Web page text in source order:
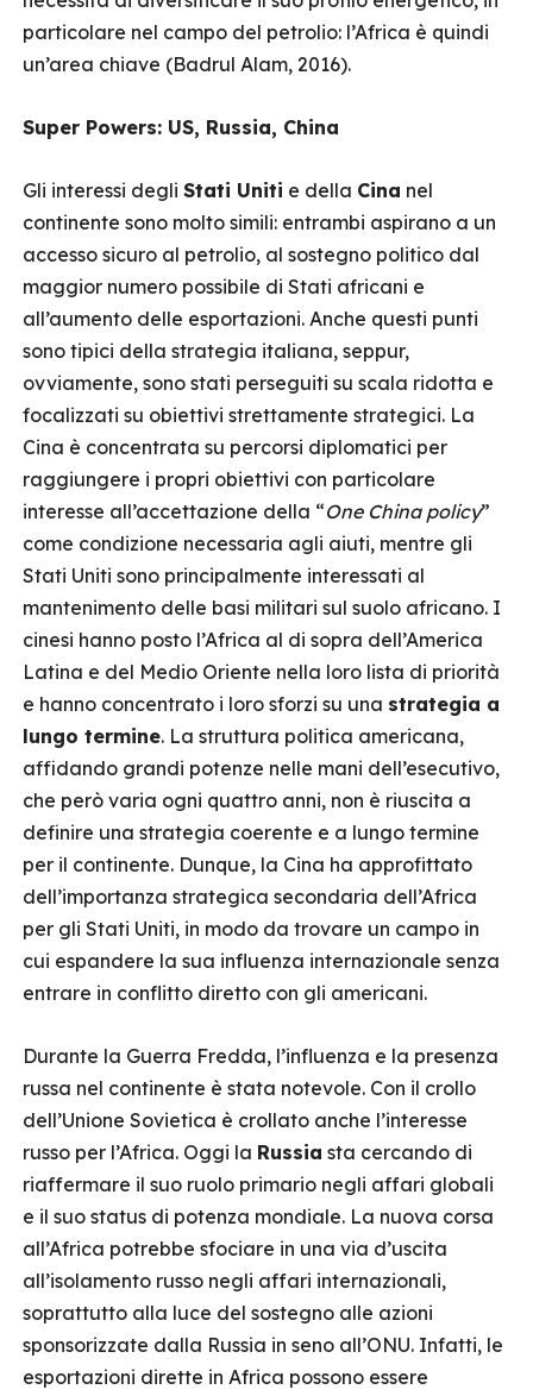
particolare nel campo del petrolio: l’Africa è quindi
un’area chiave (Badrul Alam, 2016).
Super Powers: US, Russia, China
Gli interessi degli Stati Uniti e della Cina nel
continente sono molto simili: entrambi aspirano a un
accesso sicuro al petrolio, al sostegno politico dal
maggior numero possibile di Stati africani e
all’aumento delle esportazioni. Anche questi punti
sono tipici della strategia italiana, seppur,
ovviamente, sono stati perseguiti su scala ridotta e
focalizzati su obiettivi strettamente strategici. La
Cina è concentrata su percorsi diplomatici per
raggiungere i propri obiettivi con particolare
interesse all’accettazione della “One China policy”
come condizione necessaria agli aiuti, mentre gli
Stati Uniti sono principalmente interessati al
mantenimento delle basi militari sul suolo africano. I
cinesi hanno posto l’Africa al di sopra dell’America
Latina e del Medio Oriente nella loro lista di priorità
e hanno concentrato i loro sforzi su una strategia a
lungo termine. La struttura politica americana,
affidando grandi potenze nelle mani dell’esecutivo,
che però varia ogni quattro anni, non è riuscita a
definire una strategia coerente e a lungo termine
per il continente. Dunque, la Cina ha approfittato
dell’importanza strategica secondaria dell’Africa
per gli Stati Uniti, in modo da trovare un campo in
cui espandere la sua influenza internazionale senza
entrare in conflitto diretto con gli americani.
Durante la Guerra Fredda, l’influenza e la presenza
russa nel continente è stata notevole. Con il crollo
dell’Unione Sovietica è crollato anche l’interesse
russo per l’Africa. Oggi la Russia sta cercando di
riaffermare il suo ruolo primario negli affari globali
e il suo status di potenza mondiale. La nuova corsa
all’Africa potrebbe sfociare in una via d’uscita
all’isolamento russo negli affari internazionali,
soprattutto alla luce del sostegno alle azioni
sponsorizzate dalla Russia in seno all’ONU. Infatti, le
esportazioni dirette in Africa possono essere